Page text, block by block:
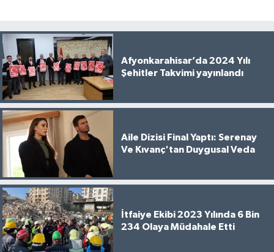
Afyonkarahisar’da 2024 Yılı
Şehitler Takvimi yayınlandı
Aile Dizisi Final Yaptı: Serenay
Ve Kıvanç'tan Duygusal Veda
İtfaiye Ekibi 2023 Yılında 6 Bin
234 Olaya Müdahale Etti